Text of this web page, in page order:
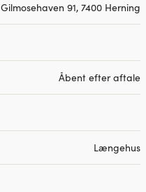
Gilmosehaven 91, 7400 Herning
Åbent efter aftale
Længehus